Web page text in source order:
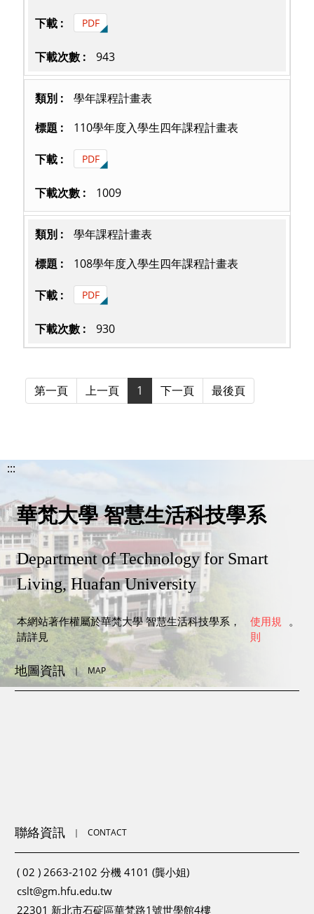
PDF
943
學年課程計畫表
110學年度入學生四年課程計畫表
PDF
1009
學年課程計畫表
108學年度入學生四年課程計畫表
PDF
930
第一頁 上一頁 1 下一頁 最後頁
:::
華梵大學 智慧生活科技學系
Department of Technology for Smart
Living, Huafan University
本網站著作權屬於華梵大學 智慧生活科技學系，
請詳見
使用規
則
。
地圖資訊 ｜ MAP
聯絡資訊 ｜ CONTACT
( 02 ) 2663-2102 分機 4101 (龔小姐)
cslt@gm.hfu.edu.tw
22301 新北市石碇區華梵路1號世學館4樓